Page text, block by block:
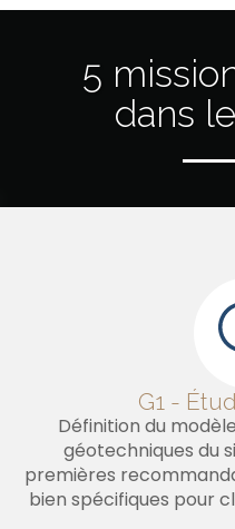
5
dans
G1 -
Définition du
géotechniques du
premières
bien spécifiques pour